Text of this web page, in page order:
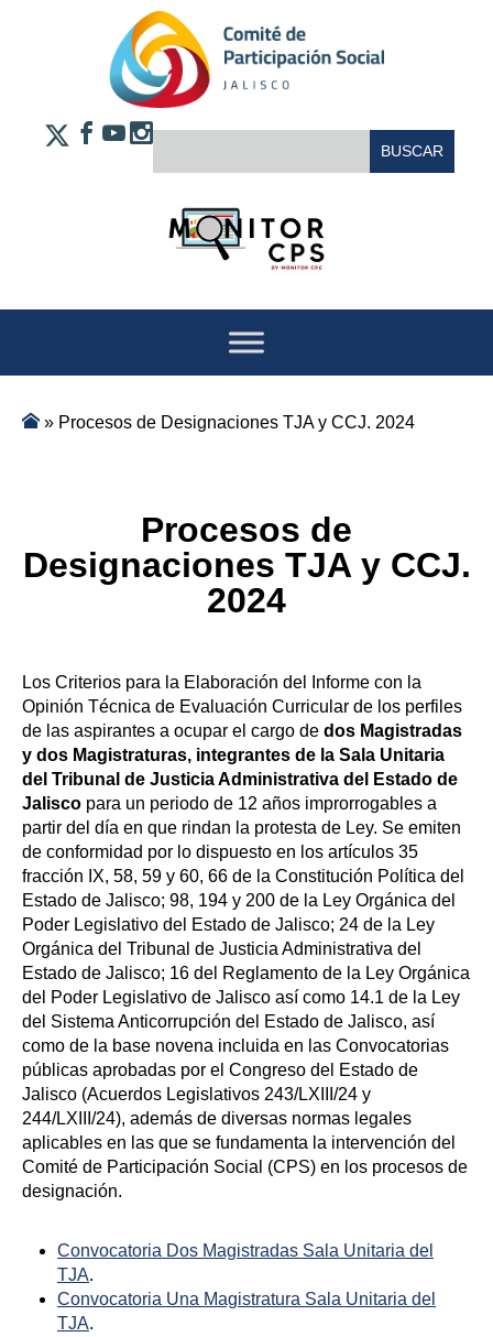
» Procesos de Designaciones TJA y CCJ. 2024
Procesos de
Designaciones TJA y CCJ.
2024
Los Criterios para la Elaboración del Informe con la
Opinión Técnica de Evaluación Curricular de los perfiles
de las aspirantes a ocupar el cargo de dos Magistradas
y dos Magistraturas, integrantes de la Sala Unitaria
del Tribunal de Justicia Administrativa del Estado de
Jalisco para un periodo de 12 años improrrogables a
partir del día en que rindan la protesta de Ley. Se emiten
de conformidad por lo dispuesto en los artículos 35
fracción IX, 58, 59 y 60, 66 de la Constitución Política del
Estado de Jalisco; 98, 194 y 200 de la Ley Orgánica del
Poder Legislativo del Estado de Jalisco; 24 de la Ley
Orgánica del Tribunal de Justicia Administrativa del
Estado de Jalisco; 16 del Reglamento de la Ley Orgánica
del Poder Legislativo de Jalisco así como 14.1 de la Ley
del Sistema Anticorrupción del Estado de Jalisco, así
como de la base novena incluida en las Convocatorias
públicas aprobadas por el Congreso del Estado de
Jalisco (Acuerdos Legislativos 243/LXIII/24 y
244/LXIII/24), además de diversas normas legales
aplicables en las que se fundamenta la intervención del
Comité de Participación Social (CPS) en los procesos de
designación.
Convocatoria Dos Magistradas Sala Unitaria del
TJA.
Convocatoria Una Magistratura Sala Unitaria del
TJA.